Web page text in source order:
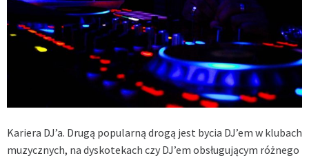
Kariera DJ’a. Drugą popularną drogą jest bycia DJ’em w klubach
muzycznych, na dyskotekach czy DJ’em obsługującym różnego